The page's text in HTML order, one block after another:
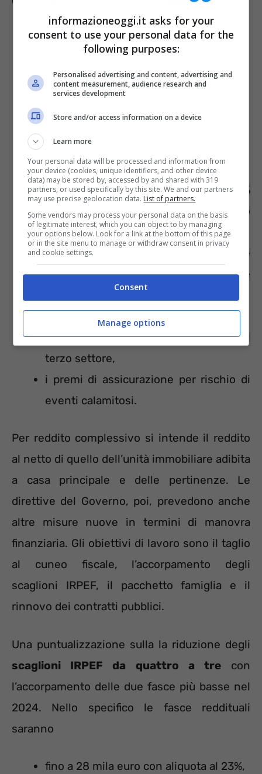
quelli con detraibilità fissata al 19%
(testo unico delle imposte sui redditi o
altra disposizione fiscale),
le erogazioni liberali a favore delle
ONLUS, delle iniziative religiose, laiche
le erogazioni liberali per i partiti politici,
le erogazioni liberali per gli enti del
terzo settore,
i premi di assicurazione per rischio di
eventi calamitosi.
Per reddito complessivo si intende il reddito
al netto di quello dell’unità immobiliare adibita
a casa principale e delle pertinenze. Le
direttive del Governo, poi, prevedono anche
altre misure nuove in termini di manovra
finanziaria. Gli obiettivi di lavoro sono il taglio
al cuneo fiscale, l’accorpamento degli
scaglioni IRPEF, il pacchetto famiglia e il
rinnovo dei contratti pubblici.
Una puntualizzazione sulla la riduzione degli
scaglioni IRPEF da quattro a trecon
l’accorpamento delle due fasce più basse nel
2024. Nello specifico le fasce reddituali
saranno
fino a 28 mila euro con aliquota al 23%,
informazioneoggi.it asks for your
consent to use your personal data for the
following purposes:
Personalised advertising and content, advertising and
content measurement, audience research and
services development
Store and/or access information on a device
Learn more
Your personal data will be processed and information from
your device (cookies, unique identifiers, and other device
data) may be stored by, accessed by and shared with 319
partners, or used specifically by this site. We and our partners
may use precise geolocation data. List of partners.
Some vendors may process your personal data on the basis
of legitimate interest, which you can object to by managing
your options below. Look for a link at the bottom of this page
or in the site menu to manage or withdraw consent in privacy
and cookie settings.
Consent
Manage options